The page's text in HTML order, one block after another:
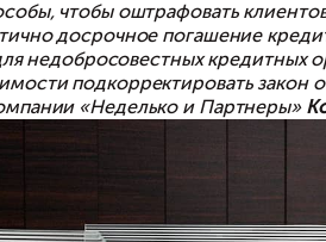
при необходимости
юрист компании
различные способы,
или частично
есть лазейки для
и при необходимости
юрист компании